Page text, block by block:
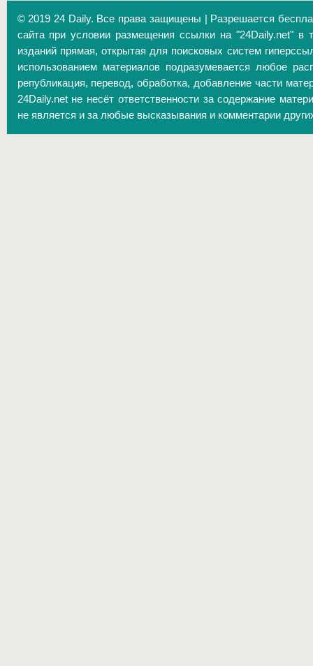
© 2019 24 Daily. Все права защищены | Разрешается
сайта при условии размещения ссылки на "24Daily.net" в
изданий прямая, открытая для поисковых систем
использованием материалов подразумевается любое
републикация, перевод, обработка, добавление части
24Daily.net не несёт ответственности за содержание
не является и за любые высказывания и комментарии